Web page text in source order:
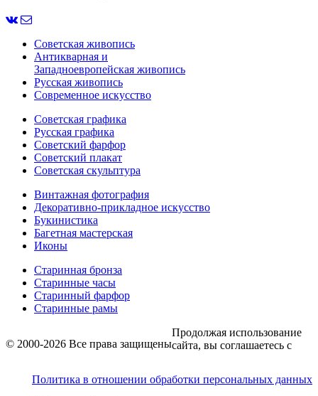
Советская живопись
Антикварная и
Западноевропейская живопись
Русская живопись
Современное искусство
Советская графика
Русская графика
Советский фарфор
Советский плакат
Советская скульптура
Винтажная фотография
Декоративно-прикладное искусство
Букинистика
Багетная мастерская
Иконы
Старинная бронза
Старинные часы
Старинный фарфор
Старинные рамы
© 2000-2026 Все права защищены
Политика в отношении обработки персональных данных
Продолжая использование
сайта, вы соглашаетесь с